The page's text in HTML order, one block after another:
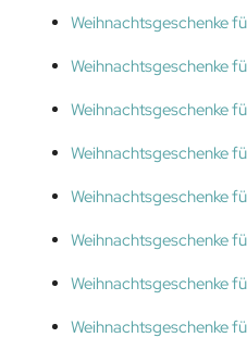
Weihnachtsgeschenke
Weihnachtsgeschenke
Weihnachtsgeschenke
Weihnachtsgeschenke
Weihnachtsgeschenke
Weihnachtsgeschenke
Weihnachtsgeschenke
Weihnachtsgeschenke